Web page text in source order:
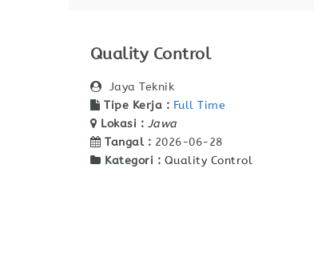
Quality Control
Jaya Teknik
Tipe Kerja : Full Time
Lokasi : Jawa
Tangal : 2026-06-28
Kategori : Quality Control